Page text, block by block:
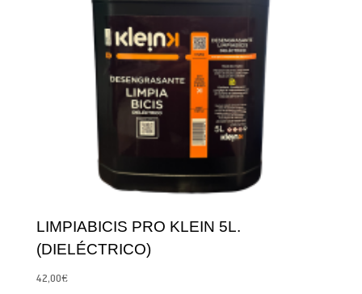
LIMPIABICIS PRO KLEIN 5L.
(DIELÉCTRICO)
42,00€